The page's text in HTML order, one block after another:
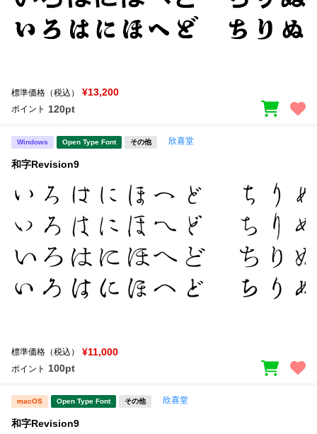
標準価格（税込） ¥13,200
ポイント 120pt
Windows Open Type Font その他 欣喜堂
和字Revision9
標準価格（税込） ¥11,000
ポイント 100pt
macOS Open Type Font その他 欣喜堂
和字Revision9